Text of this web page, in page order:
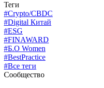
Теги
#Crypto/CBDC
#Digital Китай
#ESG
#FINAWARD
#Б.О Women
#BestPractice
#Все теги
Сообщество